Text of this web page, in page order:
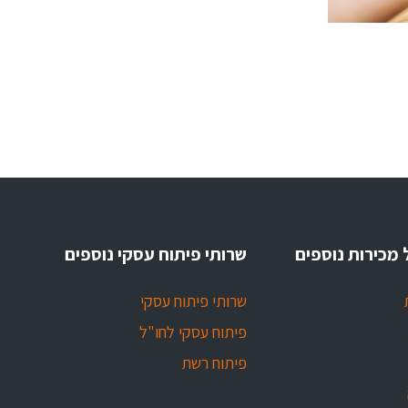
מכירות נוספים שרותי פיתוח עסקי נוספים
שרותי פיתוח עסקי
פיתוח עסקי לחו"ל
פיתוח רשת